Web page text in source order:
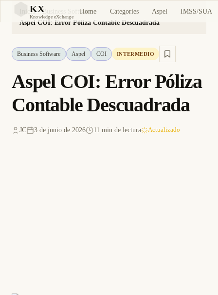
KX
Knowledge eXchange
Home Categories Aspel IMSS/SUA
Inicio
Business Software
Aspel COI: Error Póliza Contable Descuadrada
Business Software Aspel COI INTERMEDIO
Aspel COI: Error Póliza
Contable Descuadrada
JC 3 de junio de 2026 11 min de lectura Actualizado